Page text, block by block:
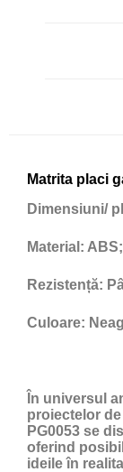
Matrita placi
Dimensiuni/
Material: ABS;
Rezistență:
Culoare:
În universul
proiectelor
PG0053 se
oferind
ideile în